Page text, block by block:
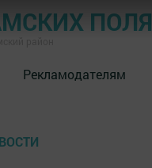
Рекламодателям